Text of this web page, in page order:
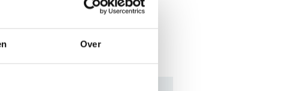
Over
uit docenten en studenten.